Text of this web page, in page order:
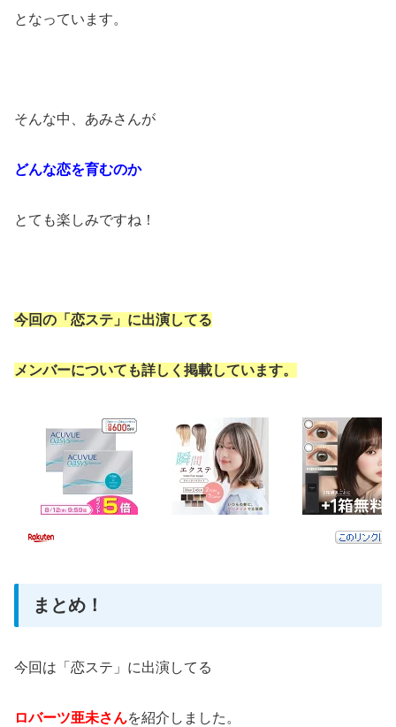
となっています。
そんな中、あみさんが
どんな恋を育むのか
とても楽しみですね！
今回の「恋ステ」に出演してる
メンバーについても詳しく掲載しています。
まとめ！
今回は「恋ステ」に出演してる
ロバーツ亜未さんを紹介しました。